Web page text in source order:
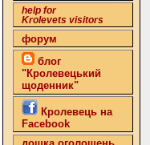
help for
Krolevets visitors
форум
блог
"Кролевецький
щоденник"
Кролевець на
Facebook